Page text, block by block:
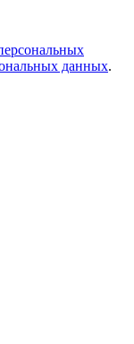
данных.